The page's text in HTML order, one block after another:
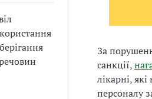
За
санкції,
лікарні,
персоналу